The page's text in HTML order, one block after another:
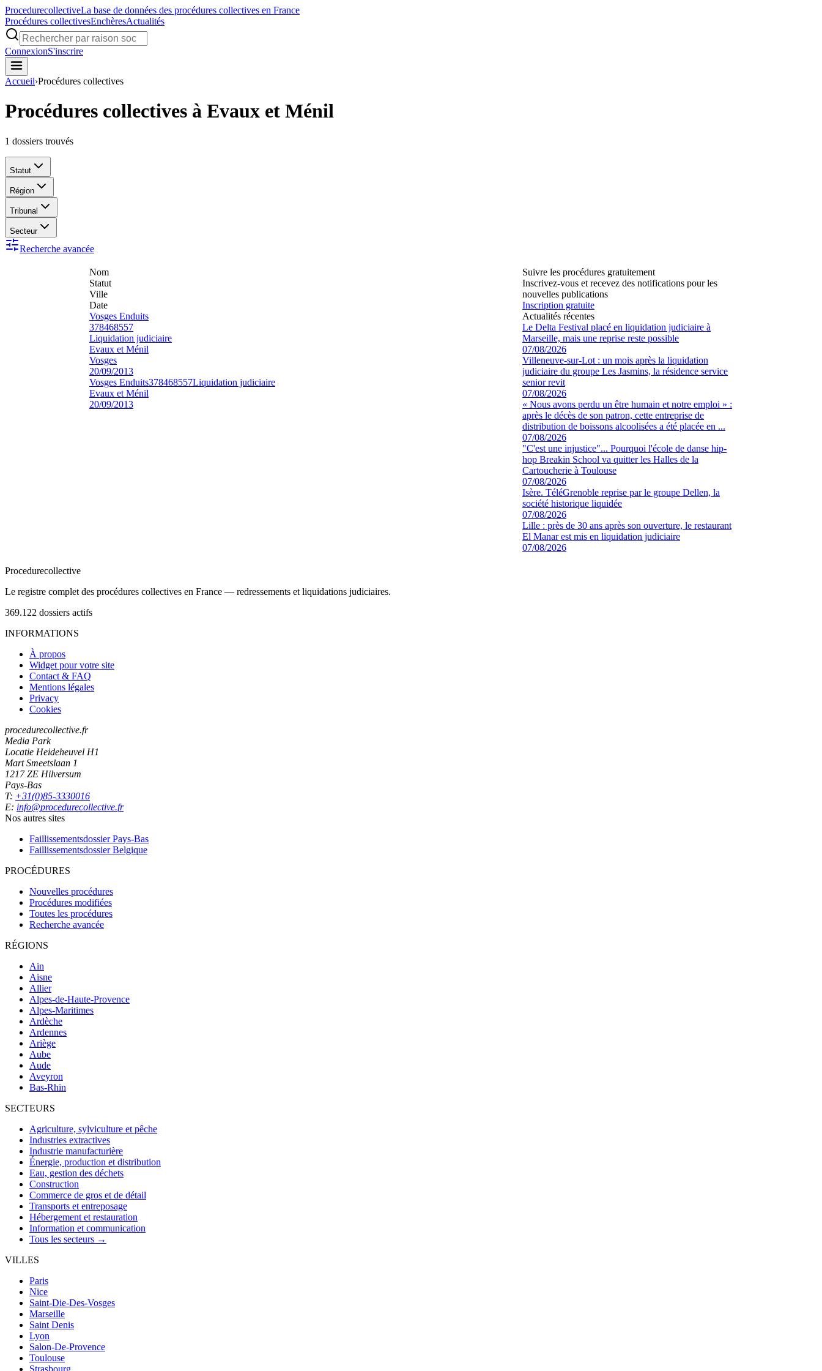
ProcedurecollectiveLa base de données des procédures collectives en France
Procédures collectivesEnchèresActualités
ConnexionS'inscrire
Accueil›Procédures collectives
Procédures collectives à Evaux et Ménil
1 dossiers trouvés
Statut
Région
Tribunal
Secteur
Recherche avancée
Nom
Statut
Ville
Date
Vosges Enduits
378468557
Liquidation judiciaire
Evaux et Ménil
Vosges
20/09/2013
Vosges Enduits378468557Liquidation judiciaire
Evaux et Ménil
20/09/2013
Suivre les procédures gratuitement
Inscrivez-vous et recevez des notifications pour les
nouvelles publications
Inscription gratuite
Actualités récentes
Le Delta Festival placé en liquidation judiciaire à
Marseille, mais une reprise reste possible
07/08/2026
Villeneuve-sur-Lot : un mois après la liquidation
judiciaire du groupe Les Jasmins, la résidence service
senior revit
07/08/2026
« Nous avons perdu un être humain et notre emploi » :
après le décès de son patron, cette entreprise de
distribution de boissons alcoolisées a été placée en ...
07/08/2026
"C'est une injustice"... Pourquoi l'école de danse hip-
hop Breakin School va quitter les Halles de la
Cartoucherie à Toulouse
07/08/2026
Isère. TéléGrenoble reprise par le groupe Dellen, la
société historique liquidée
07/08/2026
Lille : près de 30 ans après son ouverture, le restaurant
El Manar est mis en liquidation judiciaire
07/08/2026
Procedurecollective
Le registre complet des procédures collectives en France — redressements et liquidations judiciaires.
369.122 dossiers actifs
INFORMATIONS
À propos
Widget pour votre site
Contact & FAQ
Mentions légales
Privacy
Cookies
procedurecollective.fr
Media Park
Locatie Heideheuvel H1
Mart Smeetslaan 1
1217 ZE Hilversum
Pays-Bas
T: +31(0)85-3330016
E: info@procedurecollective.fr
Nos autres sites
Faillissementsdossier Pays-Bas
Faillissementsdossier Belgique
PROCÉDURES
Nouvelles procédures
Procédures modifiées
Toutes les procédures
Recherche avancée
RÉGIONS
Ain
Aisne
Allier
Alpes-de-Haute-Provence
Alpes-Maritimes
Ardèche
Ardennes
Ariège
Aube
Aude
Aveyron
Bas-Rhin
SECTEURS
Agriculture, sylviculture et pêche
Industries extractives
Industrie manufacturière
Énergie, production et distribution
Eau, gestion des déchets
Construction
Commerce de gros et de détail
Transports et entreposage
Hébergement et restauration
Information et communication
Tous les secteurs →
VILLES
Paris
Nice
Saint-Die-Des-Vosges
Marseille
Saint Denis
Lyon
Salon-De-Provence
Toulouse
Strasbourg